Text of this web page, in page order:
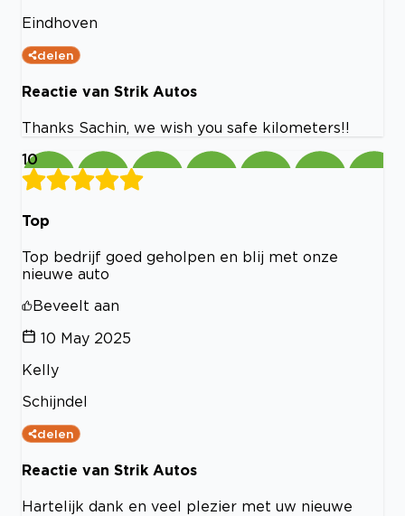
Eindhoven
delen
Reactie van Strik Autos
Thanks Sachin, we wish you safe kilometers!!
10
Top
Top bedrijf goed geholpen en blij met onze
nieuwe auto
Beveelt aan
10 May 2025
Kelly
Schijndel
delen
Reactie van Strik Autos
Hartelijk dank en veel plezier met uw nieuwe